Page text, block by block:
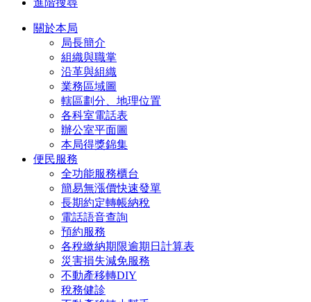
關於本局
局長簡介
組織與職掌
沿革與組織
業務區域圖
轄區劃分、地理位置
各科室電話表
辦公室平面圖
本局得獎錦集
便民服務
全功能服務櫃台
簡易無漲價快速發單
長期約定轉帳納稅
電話語音查詢
預約服務
各稅繳納期限逾期日計算表
災害損失減免服務
不動產移轉DIY
稅務健診